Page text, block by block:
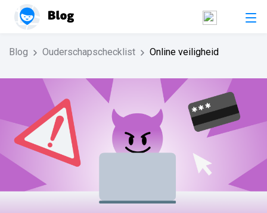
Blog Ouderschapschecklist Online veiligheid